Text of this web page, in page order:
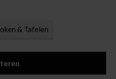
& Tafelen